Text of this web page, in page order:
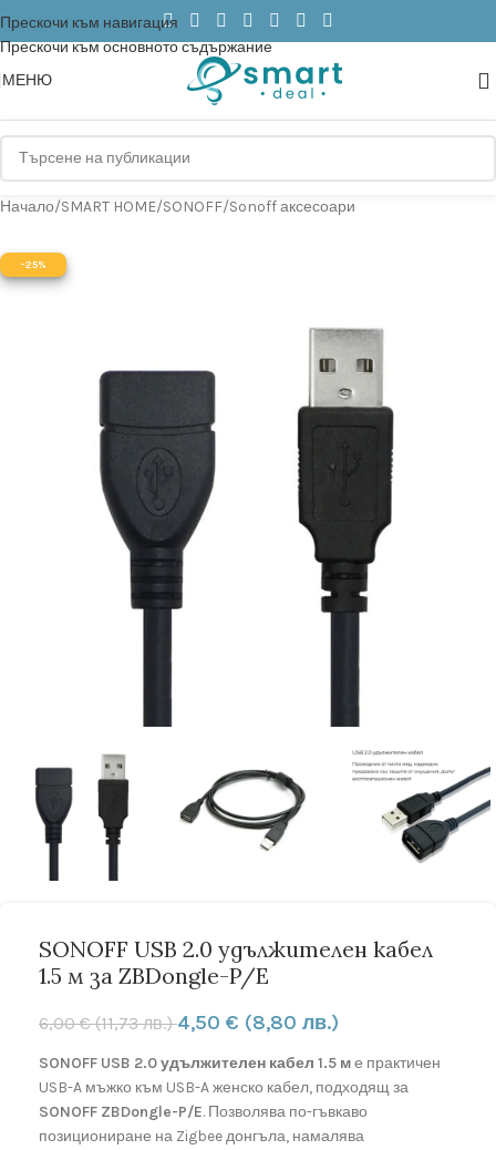
Прескочи към навигация
Прескочи към основното съдържание
МЕНЮ
Начало/SMART HOME/SONOFF/Sonoff аксесоари
-25%
SONOFF USB 2.0 удължителен кабел
1.5 м за ZBDongle-P/E
6,00€(11,73 лв.)4,50 € (8,80 лв.)
SONOFF USB 2.0 удължителен кабел 1.5 ме практичен
USB-A мъжко към USB-A женско кабел, подходящ за
SONOFF ZBDongle-P/E. Позволява по-гъвкаво
позициониране на Zigbee донгъла, намалява